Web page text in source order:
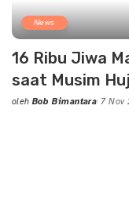
News
16 Ribu Jiwa
saat Musim
Posted
oleh Bob Bimantara 7 Nov